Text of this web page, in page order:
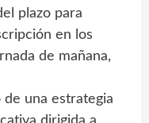
plazo para
en los
de mañana,
de una estrategia